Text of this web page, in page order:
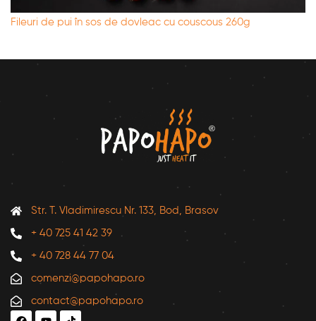
Fileuri de pui în sos de dovleac cu couscous 260g
Str. T. Vladimirescu Nr. 133, Bod, Brasov
+ 40 725 41 42 39
+ 40 728 44 77 04
comenzi@papohapo.ro
contact@papohapo.ro